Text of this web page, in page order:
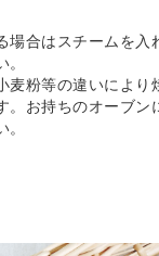
合はスチームを入
粉等の違いにより
。お持ちのオーブ